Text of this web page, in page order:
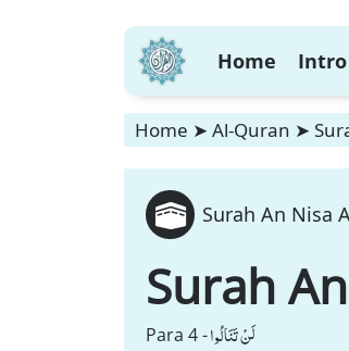
Home Intro
Home ➤ Al-Quran ➤
Surah An Nisa
Surah
Para 4 -لَنْ تَنَالُوا